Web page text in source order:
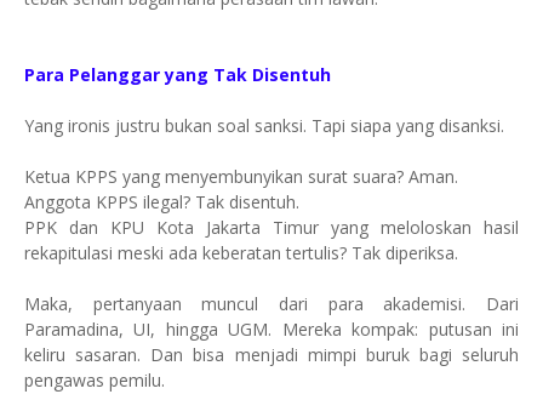
Para Pelanggar yang Tak Disentuh
Yang ironis justru bukan soal sanksi. Tapi siapa yang disanksi.
Ketua KPPS yang menyembunyikan surat suara? Aman.
Anggota KPPS ilegal? Tak disentuh.
PPK dan KPU Kota Jakarta Timur yang meloloskan hasil
rekapitulasi meski ada keberatan tertulis? Tak diperiksa.
Maka, pertanyaan muncul dari para akademisi. Dari
Paramadina, UI, hingga UGM. Mereka kompak: putusan ini
keliru sasaran. Dan bisa menjadi mimpi buruk bagi seluruh
pengawas pemilu.